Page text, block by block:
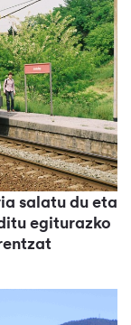
salatu du eta
egiturazko